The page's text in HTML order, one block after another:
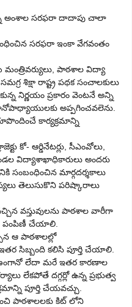
అంశాల సరఫరా దాదాపు చాలా
సరఫరా ఇంకా వేగవంతం
పాఠశాల విద్యా
శిక్షా రాష్ట్ర పథక సంచాలకులు
నిర్ణయం ప్రకారం వెంటనే అన్ని
అప్పగించవలెను.
కార్యక్రమాన్ని
కో- ఆర్డినేటర్లు, సీఎంవోలు,
విద్యాశాఖాధికారులు అందరు
సంబంధించిన మార్గదర్శకాలు
తెలుసుకొని పరిష్కారాలు
వస్తువులను పాఠశాల వారీగా
పంపిణీ చేయాలి.
ఆ పాఠశాలల్లో
సిబ్బంది కలిసి పూర్తి చేయాలి.
లేదా మరే ఇతర కారణాల
లేకపోతే దగ్గర్లో ఉన్న ప్రభుత్వ
పూర్తి చేయవచ్చు.
పాఠశాలలకు కిట్ లోని